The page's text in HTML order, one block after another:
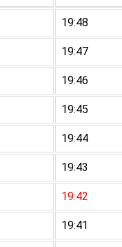
19:48
19:47
19:46
19:45
19:44
19:43
19:42
19:41